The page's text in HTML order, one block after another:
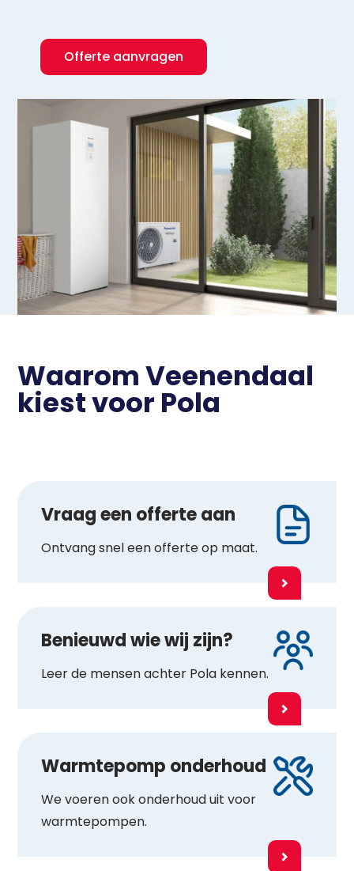
Offerte aanvragen
Waarom Veenendaal
kiest voor Pola
Vraag een offerte aan
Ontvang snel een offerte op maat.
Benieuwd wie wij zijn?
Leer de mensen achter Pola kennen.
Warmtepomp onderhoud
We voeren ook onderhoud uit voor
warmtepompen.